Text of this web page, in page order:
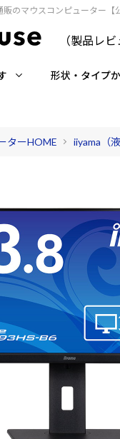
のマウスコンピューター【
（製品レビ
形状・タイプ
ターHOME iiyama（